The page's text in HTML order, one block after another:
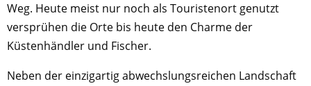
Weg. Heute meist nur noch als Touristenort genutzt
versprühen die Orte bis heute den Charme der
Küstenhändler und Fischer.
Neben der einzigartig abwechslungsreichen Landschaft